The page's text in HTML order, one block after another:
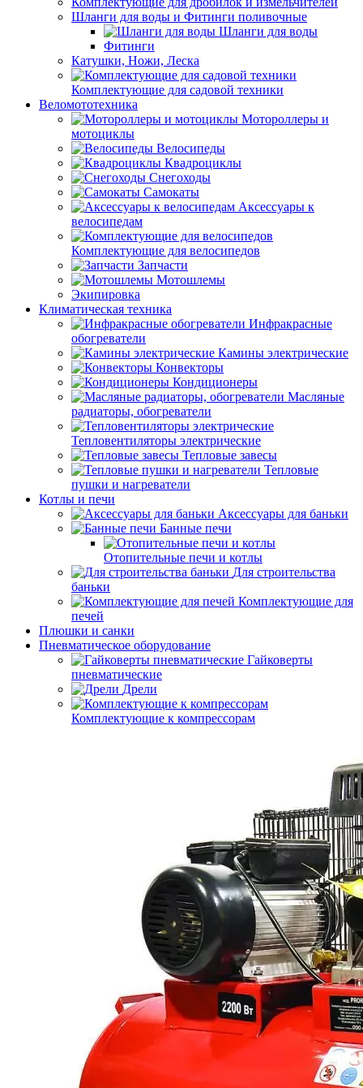
Шланги для воды и Фитинги поливочные
Шланги для воды
Фитинги
Катушки, Ножи, Леска
Комплектующие для садовой техники
Веломототехника
Мотороллеры и
мотоциклы
Велосипеды
Квадроциклы
Снегоходы
Самокаты
Аксессуары к
велосипедам
Комплектующие для велосипедов
Запчасти
Мотошлемы
Экипировка
Климатическая техника
Инфракрасные
обогреватели
Камины электрические
Конвекторы
Кондиционеры
Масляные
радиаторы, обогреватели
Тепловентиляторы электрические
Тепловые завесы
Тепловые
пушки и нагреватели
Котлы и печи
Аксессуары для баньки
Банные печи
Отопительные печи и котлы
Для строительства
баньки
Комплектующие для
печей
Плюшки и санки
Пневматическое оборудование
Гайковерты
пневматические
Дрели
Комплектующие к компрессорам